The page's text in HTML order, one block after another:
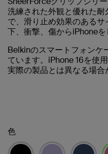
洗練された外観と優れた
で、滑り止め効果のある
下、衝撃、傷からiPhoneを
Belkinのスマートフォンケ
ています。iPhone 16を使
実際の製品とは異なる場合
色